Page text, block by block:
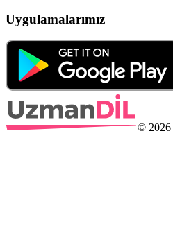
Uygulamalarımız
© 2026